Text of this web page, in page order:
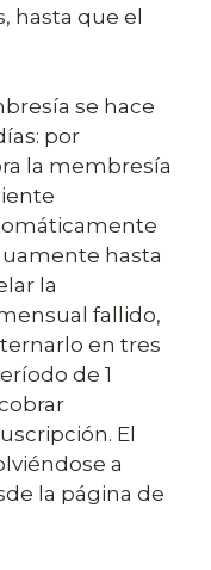
hasta que el
se hace
por
la membresía
hasta
la
fallido,
en tres
de 1
El
a
la página de